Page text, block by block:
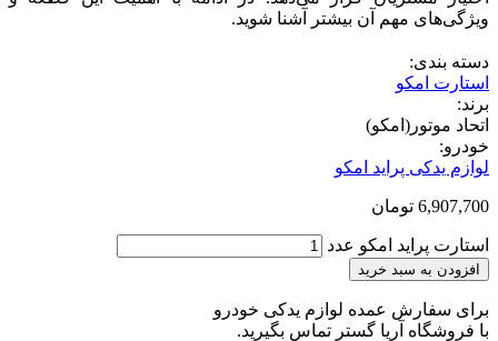
ویژگی‌های مهم آن بیشتر آشنا شوید.
دسته بندی:
استارت امکو
برند:
اتحاد موتور(امکو)
خودرو:
لوازم یدکی پراید امکو
6,907,700 تومان
استارت پراید امکو عدد
افزودن به سبد خرید
برای سفارش عمده لوازم یدکی خودرو
با فروشگاه آریا گستر تماس بگیرید.